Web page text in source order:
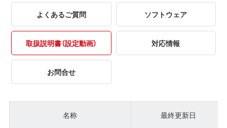
よくあるご質問 ソフトウェア
取扱説明書（設定動画） 対応情報
お問合せ
名称 最終更新日